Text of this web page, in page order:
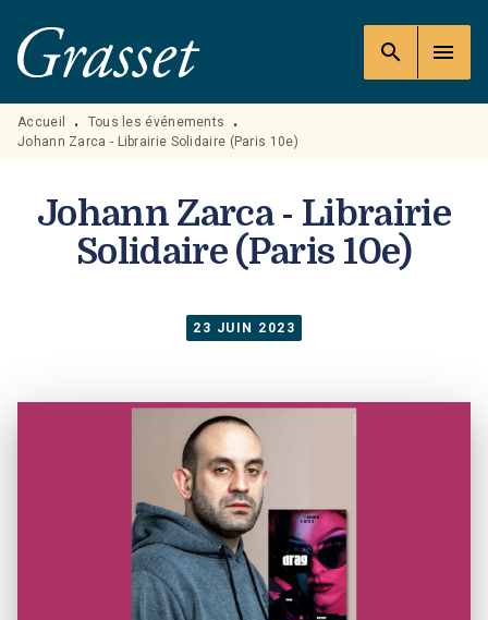
MENU RECHERCHE
PIED DE PAGE
search menu
Accueil • Tous les événements
•
Johann Zarca - Librairie Solidaire (Paris 10e)
Johann Zarca - Librairie
Solidaire (Paris 10e)
23 JUIN 2023